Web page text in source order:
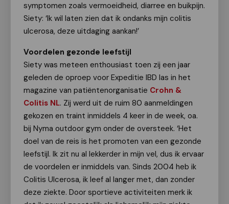
symptomen zoals vermoeidheid, diarree en buikpijn.
Siety: ‘Ik wil laten zien dat ik ondanks mijn colitis
ulcerosa, deze uitdaging aankan!’
Voordelen gezonde leefstijl
Siety was meteen enthousiast toen zij een jaar
geleden de oproep voor Expeditie IBD las in het
magazine van patiëntenorganisatie Crohn &
Colitis NL. Zij werd uit de ruim 80 aanmeldingen
gekozen en traint inmiddels 4 keer in de week, oa.
bij Nyma outdoor gym onder de oversteek. ‘Het
doel van de reis is het promoten van een gezonde
leefstijl. Ik zit nu al lekkerder in mijn vel, dus ik ervaar
de voordelen er inmiddels van. Sinds 2004 heb ik
Colitis Ulcerosa, ik leef al langer met, dan zonder
deze ziekte. Door sportieve activiteiten merk ik